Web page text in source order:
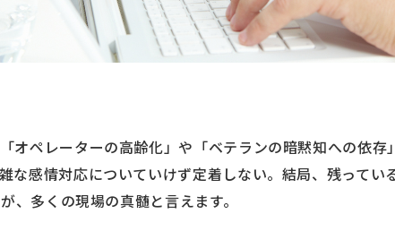
オペレーターの高齢化」や「ベテランの暗黙知への依存
な感情対応についていけず定着しない。結局、残ってい
、多くの現場の真髄と言えます。